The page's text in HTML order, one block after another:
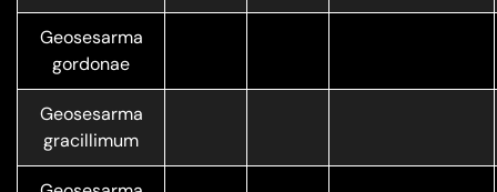
Geosesarma
gordonae
Geosesarma
gracillimum